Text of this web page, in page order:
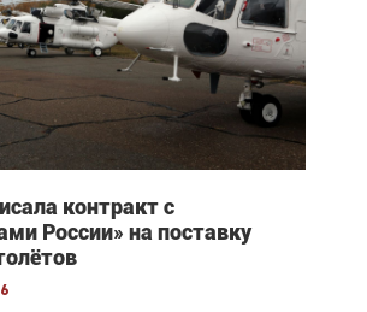
контракт с
России» на поставку